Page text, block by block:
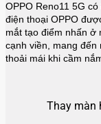
OPPO Reno11 5G
điện thoại OPPO
mắt tạo điểm nhấn ở
cạnh viền, mang đến
thoải mái khi cầm
Thay màn